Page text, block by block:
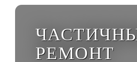
РЕМОНТ